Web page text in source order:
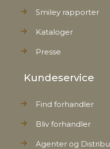
Smiley rapporter
Kataloger
Presse
Kundeservice
Find forhandler
Bliv forhandler
Agenter og